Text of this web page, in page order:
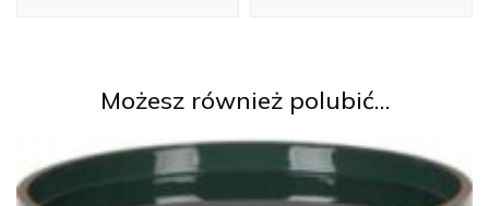
Możesz również polubić…